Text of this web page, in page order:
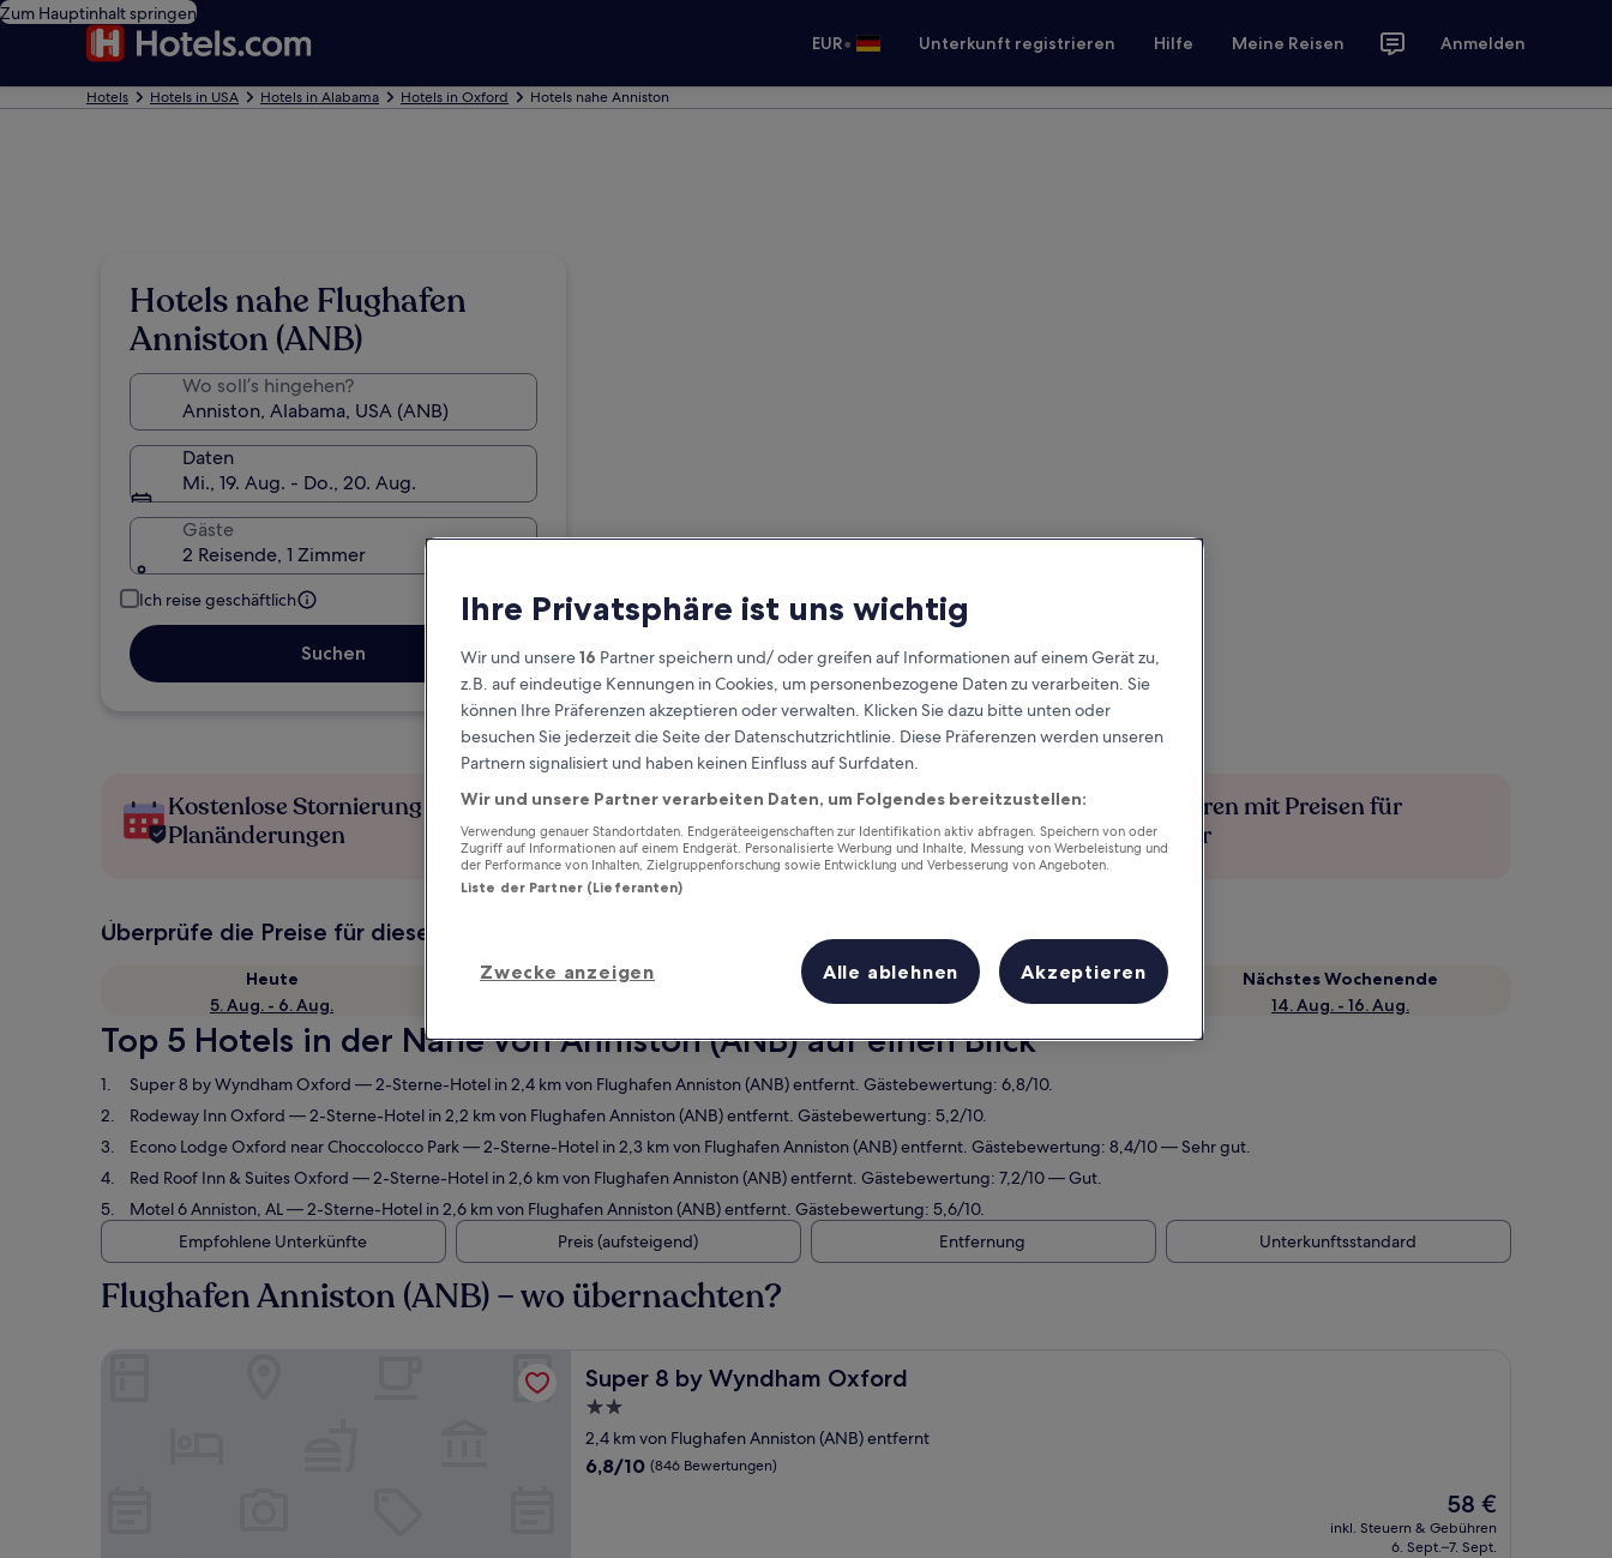
Zum Hauptinhalt springen
EUR• Unterkunft registrieren Hilfe Meine Reisen Anmelden
Hotels Hotels in USA Hotels in Alabama Hotels in Oxford Hotels nahe Anniston
Hotels nahe Flughafen
Anniston (ANB)
Wo soll’s hingehen?
Daten
Mi., 19. Aug. - Do., 20. Aug.
Gäste
2 Reisende, 1 Zimmer
Ich reise geschäftlich
Suchen
Kostenlose Stornierung bei
Planänderungen
Verdiene Prämien für jede
wahrgenommene Übernachtung
Mehr sparen mit Preisen für
Mitglieder
Überprüfe die Preise für diese Daten
Heute
5. Aug. - 6. Aug.
Morgen
Dieses Wochenende
7. Aug. - 9. Aug.
Nächstes Wochenende
14. Aug. - 16. Aug.
Top 5 Hotels in der Nähe von Anniston (ANB) auf einen Blick
Super 8 by Wyndham Oxford — 2-Sterne-Hotel in 2,4 km von Flughafen Anniston (ANB) entfernt. Gästebewertung: 6,8/10.
Rodeway Inn Oxford — 2-Sterne-Hotel in 2,2 km von Flughafen Anniston (ANB) entfernt. Gästebewertung: 5,2/10.
Econo Lodge Oxford near Choccolocco Park— 2-Sterne-Hotel in 2,3 km von Flughafen Anniston (ANB) entfernt. Gästebewertung: 8,4/10 — Sehr gut.
Red Roof Inn & Suites Oxford — 2-Sterne-Hotel in 2,6 km von Flughafen Anniston (ANB) entfernt. Gästebewertung: 7,2/10 — Gut.
Motel 6 Anniston, AL— 2-Sterne-Hotel in 2,6 km von Flughafen Anniston (ANB) entfernt. Gästebewertung: 5,6/10.
Empfohlene Unterkünfte
Preis (aufsteigend) Entfernung Unterkunftsstandard
Flughafen Anniston (ANB) – wo übernachten?
Super 8 by Wyndham Oxford
Super 8 by Wyndham Oxford
2.0-
Sterne-
Unterkunft
2,4 km von Flughafen Anniston (ANB) entfernt
6.8
6,8/10 (846 Bewertungen)
Der
Preis
beträgt
58 €
inkl. Steuern & Gebühren
6. Sept.–7. Sept.
Ihre Privatsphäre ist uns wichtig
Wir und unsere16 Partner speichern und/ oder greifen auf Informationen auf einem Gerät zu,
z.B. auf eindeutige Kennungen in Cookies, um personenbezogene Daten zu verarbeiten. Sie
können Ihre Präferenzen akzeptieren oder verwalten. Klicken Sie dazu bitte unten oder
besuchen Sie jederzeit die Seite der Datenschutzrichtlinie. Diese Präferenzen werden unseren
Partnern signalisiert und haben keinen Einfluss auf Surfdaten.
Wir und unsere Partner verarbeiten Daten, um Folgendes bereitzustellen:
Verwendung genauer Standortdaten. Endgeräteeigenschaften zur Identifikation aktiv abfragen. Speichern von oder
Zugriff auf Informationen auf einem Endgerät. Personalisierte Werbung und Inhalte, Messung von Werbeleistung und
der Performance von Inhalten, Zielgruppenforschung sowie Entwicklung und Verbesserung von Angeboten.
Liste der Partner (Lieferanten)
Zwecke anzeigen Alle ablehnen Akzeptieren